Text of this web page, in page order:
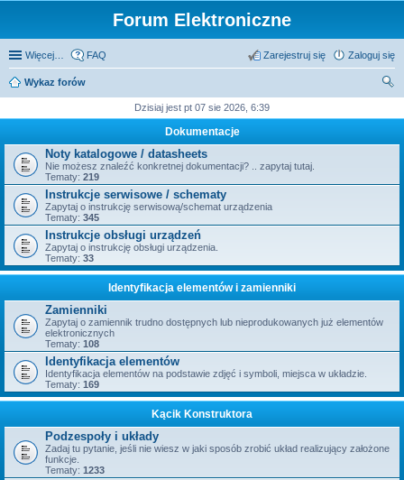
Forum Elektroniczne
Więcej… FAQ Zaloguj się
Zarejestruj się
Wykaz forów
Dzisiaj jest pt 07 sie 2026, 6:39
Dokumentacje
Noty katalogowe / datasheets
Nie możesz znaleźć konkretnej dokumentacji? .. zapytaj tutaj.
Tematy: 219
Instrukcje serwisowe / schematy
Zapytaj o instrukcję serwisową/schemat urządzenia
Tematy: 345
Instrukcje obsługi urządzeń
Zapytaj o instrukcję obsługi urządzenia.
Tematy: 33
Identyfikacja elementów i zamienniki
Zamienniki
Zapytaj o zamiennik trudno dostępnych lub nieprodukowanych już elementów
elektronicznych
Tematy: 108
Identyfikacja elementów
Identyfikacja elementów na podstawie zdjęć i symboli, miejsca w układzie.
Tematy: 169
Kącik Konstruktora
Podzespoły i układy
Zadaj tu pytanie, jeśli nie wiesz w jaki sposób zrobić układ realizujący założone
funkcje.
Tematy: 1233